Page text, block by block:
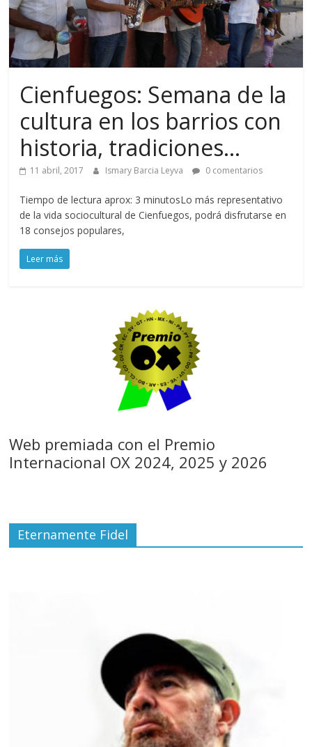
Cienfuegos: Semana de la
cultura en los barrios con
historia, tradiciones…
11 abril, 2017 Ismary Barcia Leyva 0 comentarios
Tiempo de lectura aprox: 3 minutosLo más representativo
de la vida sociocultural de Cienfuegos, podrá disfrutarse en
18 consejos populares,
Leer más
Web premiada con el Premio
Internacional OX 2024, 2025 y 2026
Eternamente Fidel